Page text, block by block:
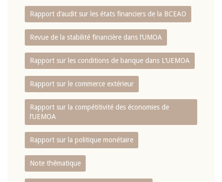
Rapport d‘audit sur les états financiers de la BCEAO
Revue de la stabilité financière dans l‘UMOA
Rapport sur les conditions de banque dans L‘UEMOA
Rapport sur le commerce extérieur
Rapport sur la compétitivité des économies de
l‘UEMOA
Rapport sur la politique monétaire
Note thématique